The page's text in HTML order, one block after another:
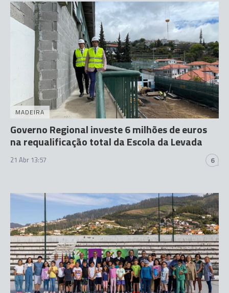
MADEIRA
Governo Regional investe 6 milhões de euros
na requalificação total da Escola da Levada
21 Abr 13:57 6